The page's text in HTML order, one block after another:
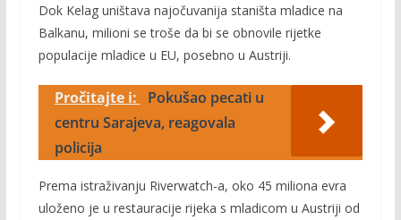
Dok Kelag uništava najočuvanija staništa mladice na
Balkanu, milioni se troše da bi se obnovile rijetke
populacije mladice u EU, posebno u Austriji.
Pročitajte i:
Pokušao pecati u
centru Sarajeva, reagovala
policija
Prema istraživanju Riverwatch-a, oko 45 miliona evra
uloženo je u restauracije rijeka s mladicom u Austriji od